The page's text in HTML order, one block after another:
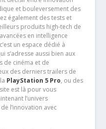
et bouleversement des
également des tests et
produits high-tech de
en intelligence
un espace dédié à
s’adresse aussi bien aux
de cinéma et de
des derniers trailers de
PlayStation 5 Pro, ou des
est là pour vous
l’univers
l’innovation avec